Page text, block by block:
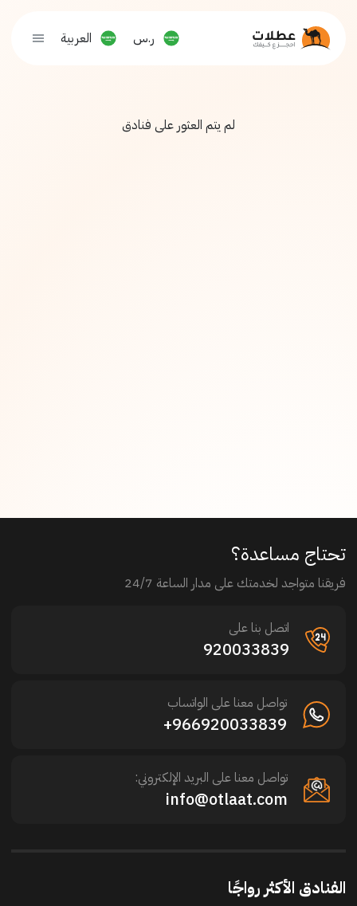
ر.س العربية
لم يتم العثور على فنادق
تحتاج مساعدة؟
فريقنا متواجد لخدمتك على مدار الساعة 24/7
اتصل بنا على
920033839
تواصل معنا على الواتساب
966920033839+
تواصل معنا على البريد الإلكتروني:
info@otlaat.com
الفنادق الأكثر رواجًا